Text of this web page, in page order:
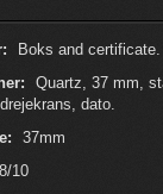
Boks and certificate.
Quartz, 37 mm,
dato.
37mm
8/10